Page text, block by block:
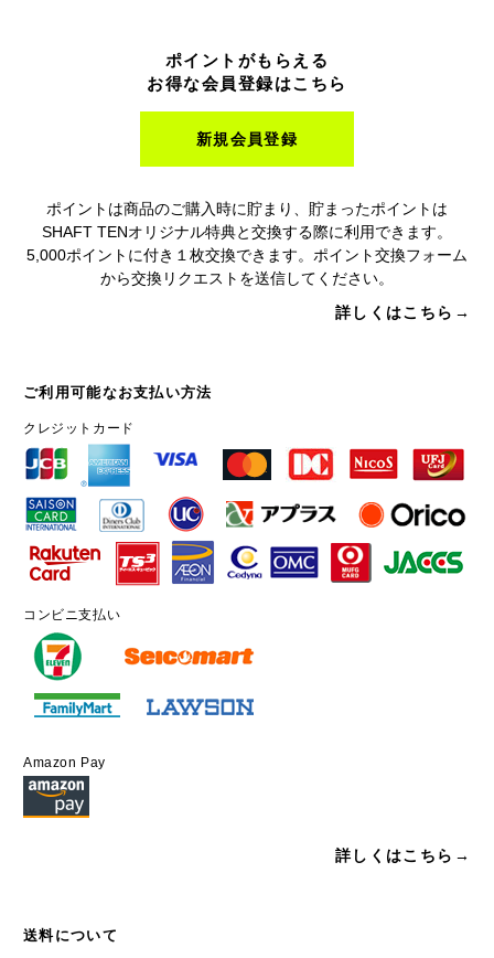
ポイントがもらえる
お得な会員登録はこちら
新規会員登録
ポイントは商品のご購入時に貯まり、貯まったポイントは
SHAFT TENオリジナル特典と交換する際に利用できます。
5,000ポイントに付き１枚交換できます。ポイント交換フォーム
から交換リクエストを送信してください。
詳しくはこちら→
ご利用可能なお支払い方法
クレジットカード
コンビニ支払い
Amazon Pay
詳しくはこちら→
送料について